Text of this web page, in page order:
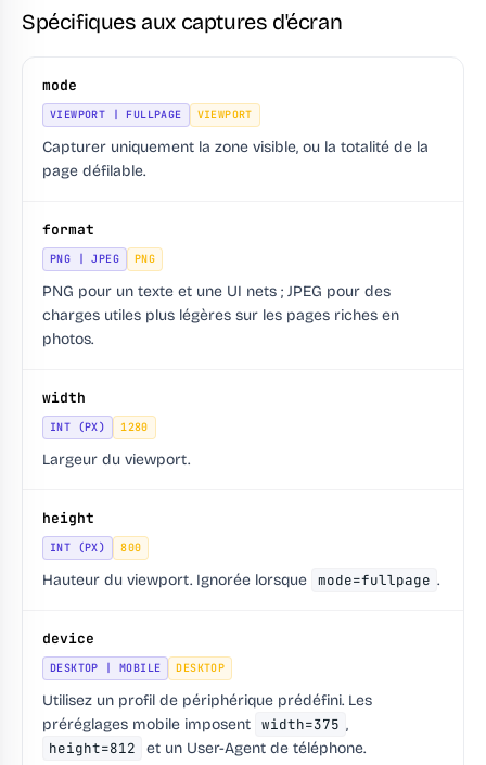
Spécifiques aux captures d'écran
mode
VIEWPORT | FULLPAGE VIEWPORT
Capturer uniquement la zone visible, ou la totalité de la
page défilable.
format
PNG | JPEG PNG
PNG pour un texte et une UI nets ; JPEG pour des
charges utiles plus légères sur les pages riches en
photos.
width
INT (PX) 1280
Largeur du viewport.
height
INT (PX) 800
Hauteur du viewport. Ignorée lorsque mode=fullpage .
device
DESKTOP | MOBILE DESKTOP
Utilisez un profil de périphérique prédéfini. Les
préréglages mobile imposent width=375 ,
height=812
et un User-Agent de téléphone.